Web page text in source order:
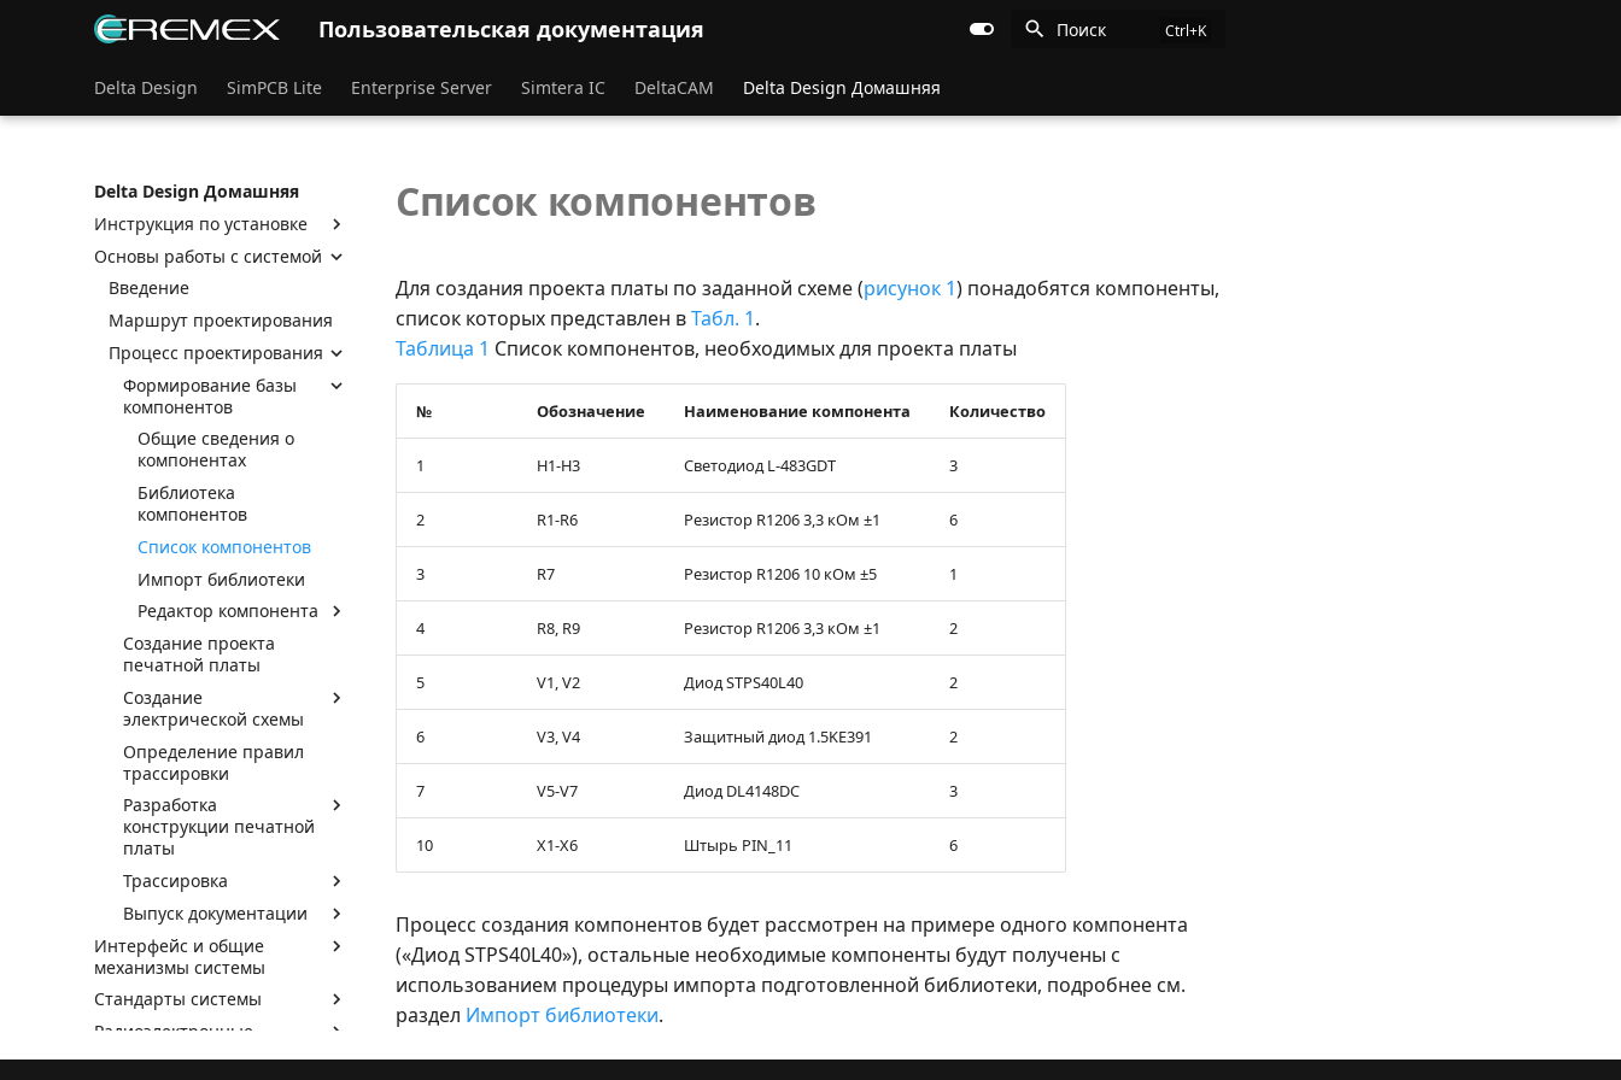
Пользовательская документация Поиск
Delta Design SimPCB Lite Enterprise Server Simtera IC DeltaCAM Delta Design Домашняя
Delta Design Домашняя
Инструкция по установке
Основы работы с системой
Введение
Маршрут проектирования
Процесс проектирования
Формирование базы
компонентов
Общие сведения о
компонентах
Библиотека
компонентов
Список компонентов
Импорт библиотеки
Редактор компонента
Создание проекта
печатной платы
Создание
электрической схемы
Определение правил
трассировки
Разработка
конструкции печатной
платы
Трассировка
Выпуск документации
Интерфейс и общие
механизмы системы
Стандарты системы
Радиоэлектронные
Список компонентов
Для создания проекта платы по заданной схеме (рисунок 1) понадобятся компоненты,
список которых представлен вТабл. 1.
Таблица 1 Список компонентов, необходимых для проекта платы
№ Обозначение Наименование компонента Количество
1 H1-H3 Светодиод L-483GDT 3
2 R1-R6 Резистор R1206 3,3 кОм ±1 6
3 R7 Резистор R1206 10 кОм ±5 1
4 R8, R9 Резистор R1206 3,3 кОм ±1 2
5 V1, V2 Диод STPS40L40 2
6 V3, V4 Защитный диод 1.5KE391 2
7 V5-V7 Диод DL4148DC 3
10 X1-X6 Штырь PIN_11 6
Процесс создания компонентов будет рассмотрен на примере одного компонента
(«Диод STPS40L40»), остальные необходимые компоненты будут получены с
использованием процедуры импорта подготовленной библиотеки, подробнее см.
раздел Импорт библиотеки.